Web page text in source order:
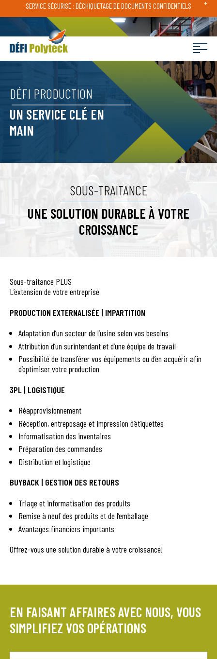
SERVICE SÉCURISÉ : DÉCHIQUETAGE DE DOCUMENTS CONFIDENTIELS +
DÉFI PRODUCTION
UN SERVICE CLÉ EN
MAIN
SOUS-TRAITANCE
UNE SOLUTION DURABLE À VOTRE
CROISSANCE
Sous-traitance PLUS
L’extension de votre entreprise
PRODUCTION EXTERNALISÉE | IMPARTITION
Adaptation d’un secteur de l’usine selon vos besoins
Attribution d’un surintendant et d’une équipe de travail
Possibilité de transférer vos équipements ou d’en acquérir afin
d’optimiser votre production
3PL | LOGISTIQUE
Réapprovisionnement
Réception, entreposage et impression d’étiquettes
Informatisation des inventaires
Préparation des commandes
Distribution et logistique
BUYBACK | GESTION DES RETOURS
Triage et informatisation des produits
Remise à neuf des produits et de l’emballage
Avantages financiers importants
Offrez-vous une solution durable à votre croissance!
EN FAISANT AFFAIRES AVEC NOUS, VOUS
SIMPLIFIEZ VOS OPÉRATIONS